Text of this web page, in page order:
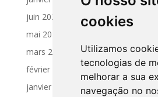
cookies
Utilizamos
tecnologias de
melhorar a sua
navegação no
juin 2024
mai 2024
mars 2024
février 2024
janvier 2024